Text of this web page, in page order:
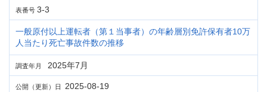
表番号 3-3
一般原付以上運転者（第１当事者）の年齢層別免許保有者10万
人当たり死亡事故件数の推移
調査年月 2025年7月
公開（更新）日 2025-08-19